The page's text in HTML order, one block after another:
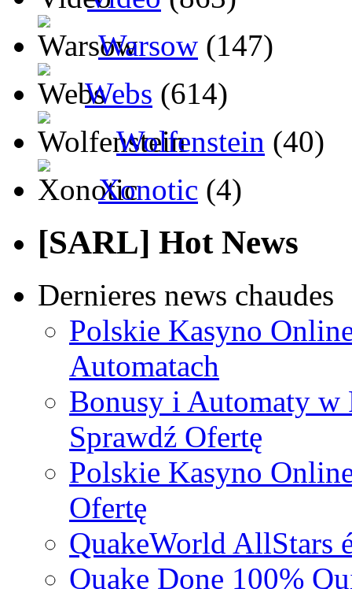
Warsow (147)
Webs (614)
Wolfenstein (40)
Xonotic (4)
[SARL] Hot News
Dernieres news chaudes
Polskie Kasyno
Automatach
Bonusy i Automaty w
Sprawdź Ofertę
Polskie Kasyno
Ofertę
QuakeWorld AllStars
Quake Done 100%